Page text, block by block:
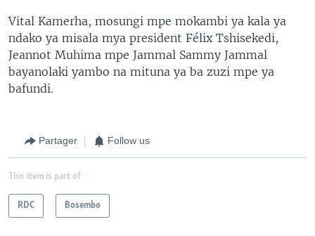
Vital Kamerha, mosungi mpe mokambi ya kala ya
ndako ya misala mya president Félix Tshisekedi,
Jeannot Muhima mpe Jammal Sammy Jammal
bayanolaki yambo na mituna ya ba zuzi mpe ya
bafundi.
Partager Follow us
This item is part of
RDC Bosembo